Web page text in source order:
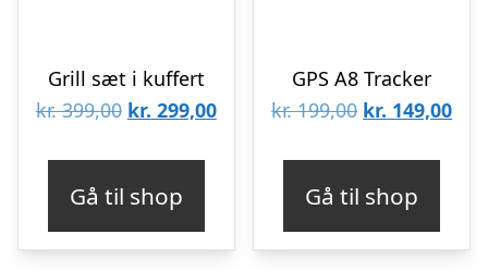
Grill sæt i kuffert
kr.399,00 Den
var:
kr. 399,00.
kr. 299,00Den
kr. 299,00.
Gå til shop
GPS A8 Tracker
kr.199,00 Den
var:
kr. 199,00.
kr. 149,00Den
kr.
Gå til shop